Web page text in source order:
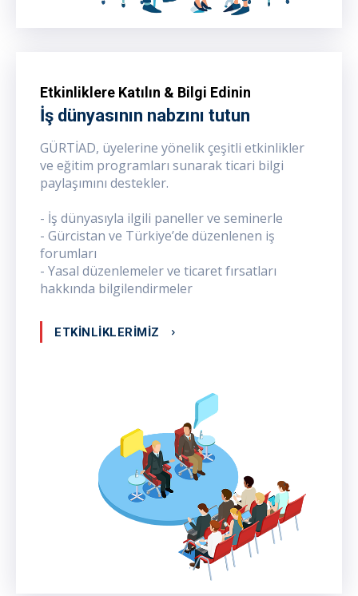
Etkinliklere Katılın & Bilgi Edinin
İş dünyasının nabzını tutun
GÜRTİAD, üyelerine yönelik çeşitli etkinlikler
ve eğitim programları sunarak ticari bilgi
paylaşımını destekler.
- İş dünyasıyla ilgili paneller ve seminerle
- Gürcistan ve Türkiye’de düzenlenen iş
forumları
- Yasal düzenlemeler ve ticaret fırsatları
hakkında bilgilendirmeler
ETKİNLİKLERİMİZ